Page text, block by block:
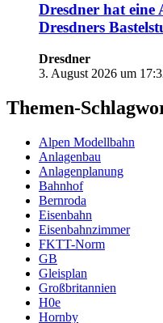
Dresdner hat eine
Dresdners
Dresdner
3. August 2026 um
Themen-
Alpen Modellbahn
Anlagenbau
Anlagenplanung
Bahnhof
Bernroda
Eisenbahn
Eisenbahnzimmer
FKTT-Norm
GB
Gleisplan
Großbritannien
H0e
Hornby